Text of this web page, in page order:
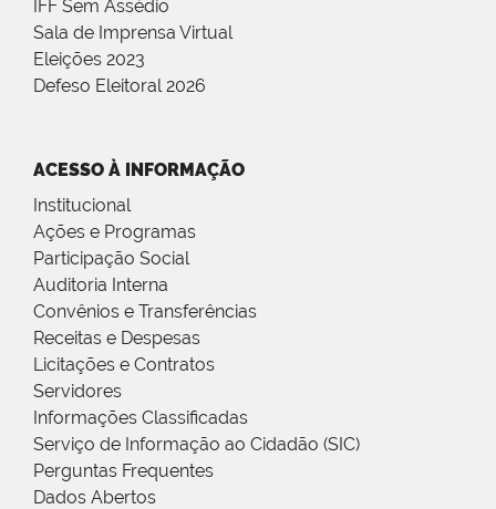
IFF Sem Assédio
Sala de Imprensa Virtual
Eleições 2023
Defeso Eleitoral 2026
ACESSO À INFORMAÇÃO
Institucional
Ações e Programas
Participação Social
Auditoria Interna
Convênios e Transferências
Receitas e Despesas
Licitações e Contratos
Servidores
Informações Classificadas
Serviço de Informação ao Cidadão (SIC)
Perguntas Frequentes
Dados Abertos